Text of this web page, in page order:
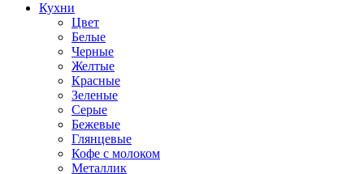
Кухни
Цвет
Белые
Черные
Желтые
Красные
Зеленые
Серые
Бежевые
Глянцевые
Кофе с молоком
Металлик